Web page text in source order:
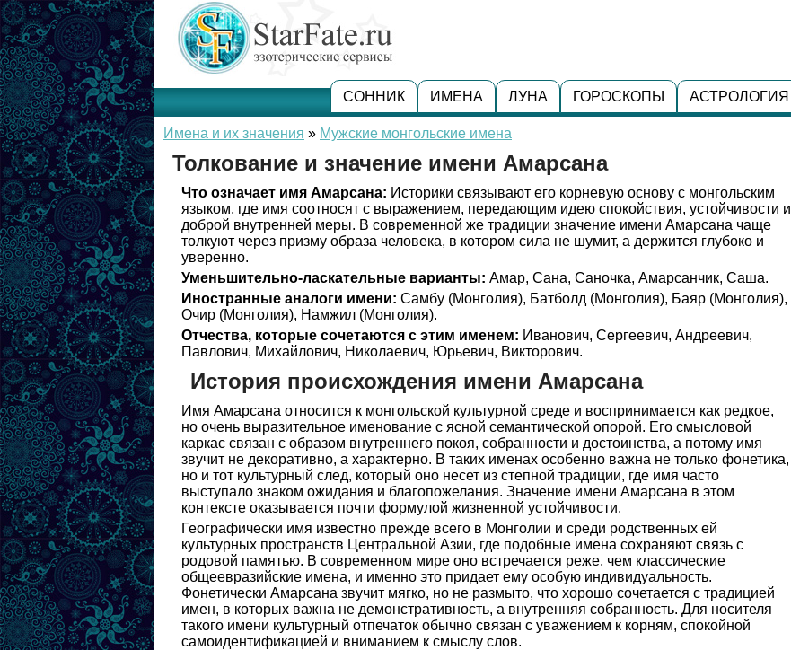
СОННИК ИМЕНА ЛУНА ГОРОСКОПЫ АСТРОЛОГИЯ
Имена и их значения » Мужские монгольские имена
Толкование и значение имени Амарсана
Что означает имя Амарсана: Историки связывают его корневую основу с монгольским
языком, где имя соотносят с выражением, передающим идею спокойствия, устойчивости и
доброй внутренней меры. В современной же традиции значение имени Амарсана чаще
толкуют через призму образа человека, в котором сила не шумит, а держится глубоко и
уверенно.
Уменьшительно-ласкательные варианты: Амар, Сана, Саночка, Амарсанчик, Саша.
Иностранные аналоги имени: Самбу (Монголия), Батболд (Монголия), Баяр (Монголия),
Очир (Монголия), Намжил (Монголия).
Отчества, которые сочетаются с этим именем: Иванович, Сергеевич, Андреевич,
Павлович, Михайлович, Николаевич, Юрьевич, Викторович.
История происхождения имени Амарсана
Имя Амарсана относится к монгольской культурной среде и воспринимается как редкое,
но очень выразительное именование с ясной семантической опорой. Его смысловой
каркас связан с образом внутреннего покоя, собранности и достоинства, а потому имя
звучит не декоративно, а характерно. В таких именах особенно важна не только фонетика,
но и тот культурный след, который оно несет из степной традиции, где имя часто
выступало знаком ожидания и благопожелания. Значение имени Амарсана в этом
контексте оказывается почти формулой жизненной устойчивости.
Географически имя известно прежде всего в Монголии и среди родственных ей
культурных пространств Центральной Азии, где подобные имена сохраняют связь с
родовой памятью. В современном мире оно встречается реже, чем классические
общеевразийские имена, и именно это придает ему особую индивидуальность.
Фонетически Амарсана звучит мягко, но не размыто, что хорошо сочетается с традицией
имен, в которых важна не демонстративность, а внутренняя собранность. Для носителя
такого имени культурный отпечаток обычно связан с уважением к корням, спокойной
самоидентификацией и вниманием к смыслу слов.